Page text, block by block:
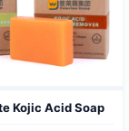
Kojic Acid Soap